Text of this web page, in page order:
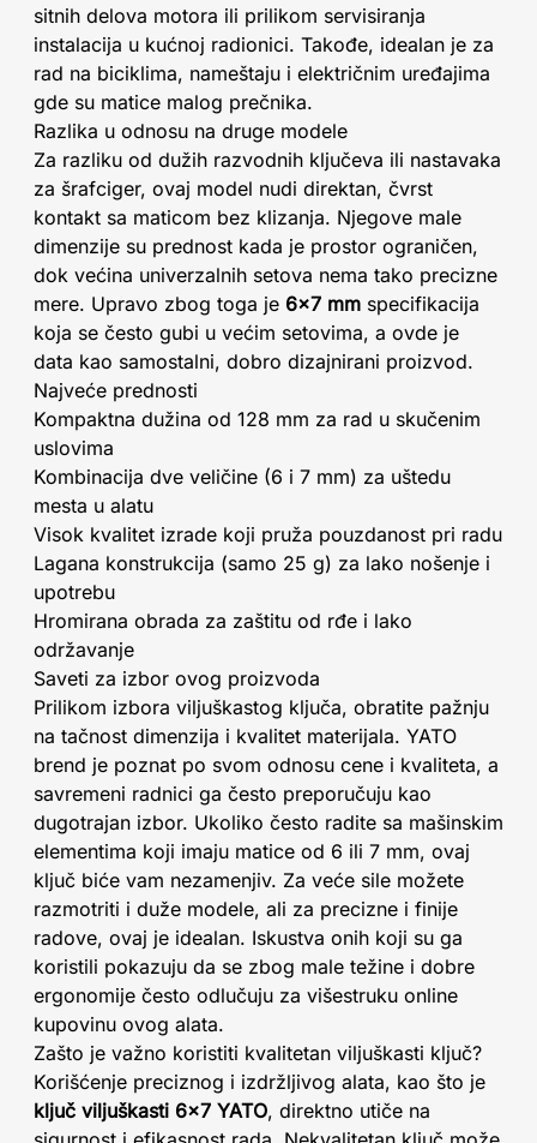
sitnih delova motora ili prilikom servisiranja
instalacija u kućnoj radionici. Takođe, idealan je za
rad na biciklima, nameštaju i električnim uređajima
gde su matice malog prečnika.
Razlika u odnosu na druge modele
Za razliku od dužih razvodnih ključeva ili nastavaka
za šrafciger, ovaj model nudi direktan, čvrst
kontakt sa maticom bez klizanja. Njegove male
dimenzije su prednost kada je prostor ograničen,
dok većina univerzalnih setova nema tako precizne
mere. Upravo zbog toga je 6x7 mm specifikacija
koja se često gubi u većim setovima, a ovde je
data kao samostalni, dobro dizajnirani proizvod.
Najveće prednosti
Kompaktna dužina od 128 mm za rad u skučenim
uslovima
Kombinacija dve veličine (6 i 7 mm) za uštedu
mesta u alatu
Visok kvalitet izrade koji pruža pouzdanost pri radu
Lagana konstrukcija (samo 25 g) za lako nošenje i
upotrebu
Hromirana obrada za zaštitu od rđe i lako
održavanje
Saveti za izbor ovog proizvoda
Prilikom izbora viljuškastog ključa, obratite pažnju
na tačnost dimenzija i kvalitet materijala. YATO
brend je poznat po svom odnosu cene i kvaliteta, a
savremeni radnici ga često preporučuju kao
dugotrajan izbor. Ukoliko često radite sa mašinskim
elementima koji imaju matice od 6 ili 7 mm, ovaj
ključ biće vam nezamenjiv. Za veće sile možete
razmotriti i duže modele, ali za precizne i finije
radove, ovaj je idealan. Iskustva onih koji su ga
koristili pokazuju da se zbog male težine i dobre
ergonomije često odlučuju za višestruku online
kupovinu ovog alata.
Zašto je važno koristiti kvalitetan viljuškasti ključ?
Korišćenje preciznog i izdržljivog alata, kao što je
ključ viljuškasti 6x7 YATO, direktno utiče na